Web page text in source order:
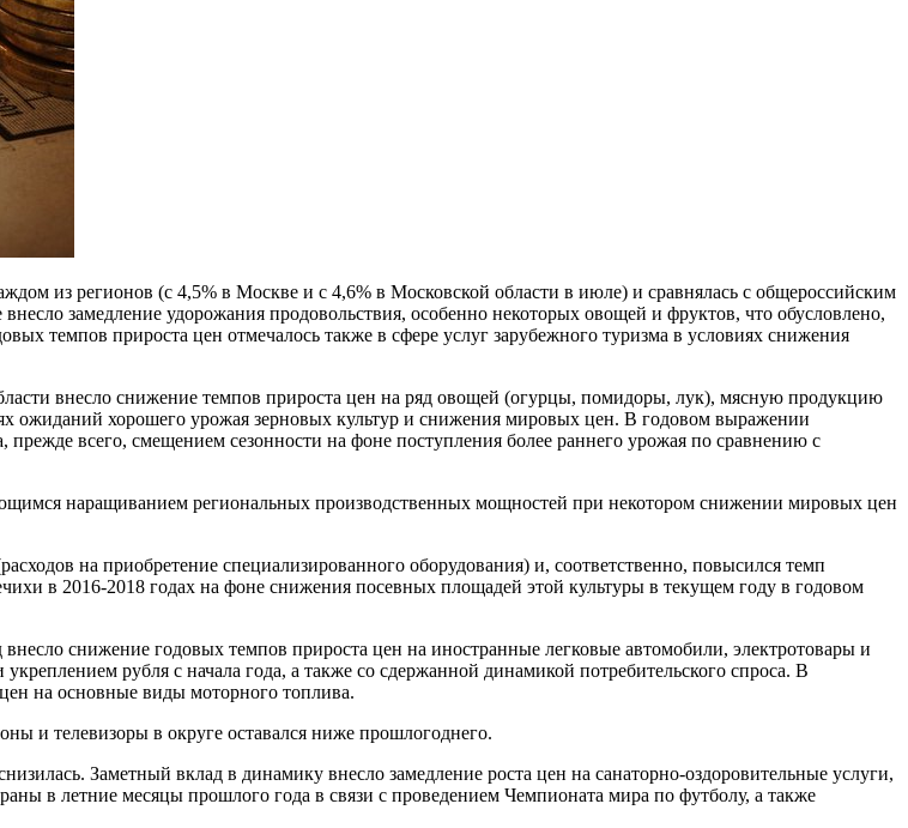
из регионов (с 4,5% в Москве и с 4,6% в Московской области в июле) и сравнялась с общероссийским
замедление удорожания продовольствия, особенно некоторых овощей и фруктов, что обусловлено,
темпов прироста цен отмечалось также в сфере услуг зарубежного туризма в условиях снижения
внесло снижение темпов прироста цен на ряд овощей (огурцы, помидоры, лук), мясную продукцию
ожиданий хорошего урожая зерновых культур и снижения мировых цен. В годовом выражении
всего, смещением сезонности на фоне поступления более раннего урожая по сравнению с
наращиванием региональных производственных мощностей при некотором снижении мировых цен
на приобретение специализированного оборудования) и, соответственно, повысился темп
в 2016-2018 годах на фоне снижения посевных площадей этой культуры в текущем году в годовом
снижение годовых темпов прироста цен на иностранные легковые автомобили, электротовары и
рубля с начала года, а также со сдержанной динамикой потребительского спроса. В
на основные виды моторного топлива.
и телевизоры в округе оставался ниже прошлогоднего.
Заметный вклад в динамику внесло замедление роста цен на санаторно-оздоровительные услуги,
в летние месяцы прошлого года в связи с проведением Чемпионата мира по футболу, а также